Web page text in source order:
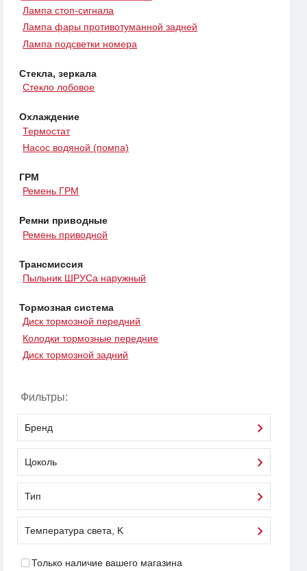
Лампа стоп-сигнала
Лампа фары противотуманной задней
Лампа подсветки номера
Стекла, зеркала
Стекло лобовое
Охлаждение
Термостат
Насос водяной (помпа)
ГРМ
Ремень ГРМ
Ремни приводные
Ремень приводной
Трансмиссия
Пыльник ШРУСа наружный
Тормозная система
Диск тормозной передний
Колодки тормозные передние
Диск тормозной задний
Фильтры:
Бренд
Цоколь
Тип
Температура света, K
Только наличие вашего магазина